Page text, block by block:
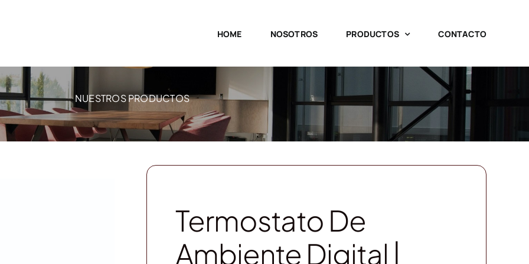
HOME NOSOTROS PRODUCTOS CONTACTO
NUESTROS PRODUCTOS
Termostato De
Ambiente Digital |